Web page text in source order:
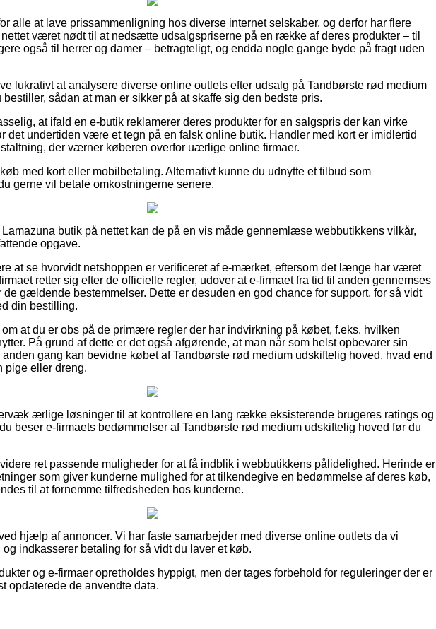
alle at lave prissammenligning hos diverse internet selskaber, og derfor har flere
været nødt til at nedsætte udsalgspriserne på en række af deres produkter – til
også til herrer og damer – betragteligt, og endda nogle gange byde på fragt uden
lukrativt at analysere diverse online outlets efter udsalg på Tandbørste rød medium
sådan at man er sikker på at skaffe sig den bedste pris.
at ifald en e-butik reklamerer deres produkter for en salgspris der kan virke
det undertiden være et tegn på en falsk online butik. Handler med kort er imidlertid
der værner køberen overfor uærlige online firmaer.
med kort eller mobilbetaling. Alternativt kunne du udnytte et tilbud som
gerne vil betale omkostningerne senere.
butik på nettet kan de på en vis måde gennemlæse webbutikkens vilkår,
opgave.
at se hvorvidt netshoppen er verificeret af e-mærket, eftersom det længe har været
retter sig efter de officielle regler, udover at e-firmaet fra tid til anden gennemses
gældende bestemmelser. Dette er desuden en god chance for support, for så vidt
din bestilling.
at du er obs på de primære regler der har indvirkning på købet, f.eks. hvilken
På grund af dette er det også afgørende, at man når som helst opbevarer sin
gang kan bevidne købet af Tandbørste rød medium udskiftelig hoved, hvad end
pige eller dreng.
ærlige løsninger til at kontrollere en lang række eksisterende brugeres ratings og
beser e-firmaets bedømmelser af Tandbørste rød medium udskiftelig hoved før du
ret passende muligheder for at få indblik i webbutikkens pålidelighed. Herinde er
som giver kunderne mulighed for at tilkendegive en bedømmelse af deres køb,
til at fornemme tilfredsheden hos kunderne.
hjælp af annoncer. Vi har faste samarbejder med diverse online outlets da vi
indkasserer betaling for så vidt du laver et køb.
og e-firmaer opretholdes hyppigt, men der tages forbehold for reguleringer der er
opdaterede de anvendte data.